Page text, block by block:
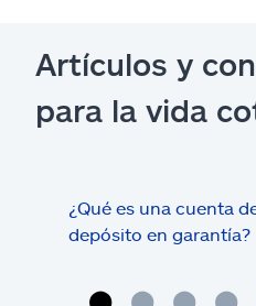
Artículos y
para la vida
¿Qué es una cuenta
depósito en garantía?